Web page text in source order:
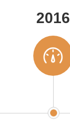
2016